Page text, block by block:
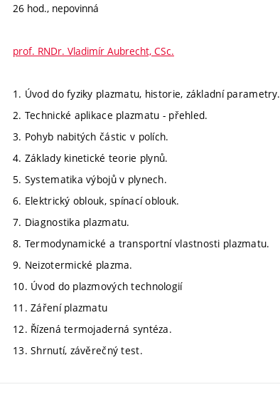
26 hod., nepovinná
prof. RNDr. Vladimír Aubrecht, CSc.
1. Úvod do fyziky plazmatu, historie, základní parametry.
2. Technické aplikace plazmatu - přehled.
3. Pohyb nabitých částic v polích.
4. Základy kinetické teorie plynů.
5. Systematika výbojů v plynech.
6. Elektrický oblouk, spínací oblouk.
7. Diagnostika plazmatu.
8. Termodynamické a transportní vlastnosti plazmatu.
9. Neizotermické plazma.
10. Úvod do plazmových technologií
11. Záření plazmatu
12. Řízená termojaderná syntéza.
13. Shrnutí, závěrečný test.